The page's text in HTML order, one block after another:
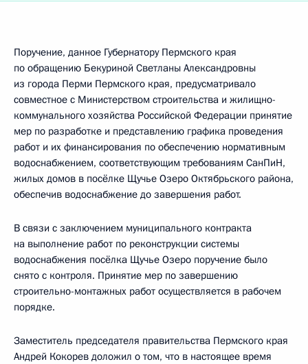
Поручение, данное Губернатору Пермского края
по обращению Бекуриной Светланы Александровны
из города Перми Пермского края, предусматривало
совместное с Министерством строительства и жилищно-
коммунального хозяйства Российской Федерации принятие
мер по разработке и представлению графика проведения
работ и их финансирования по обеспечению нормативным
водоснабжением, соответствующим требованиям СанПиН,
жилых домов в посёлке Щучье Озеро Октябрьского района,
обеспечив водоснабжение до завершения работ.
В связи с заключением муниципального контракта
на выполнение работ по реконструкции системы
водоснабжения посёлка Щучье Озеро поручение было
снято с контроля. Принятие мер по завершению
строительно-монтажных работ осуществляется в рабочем
порядке.
Заместитель председателя правительства Пермского края
Андрей Кокорев доложил о том, что в настоящее время